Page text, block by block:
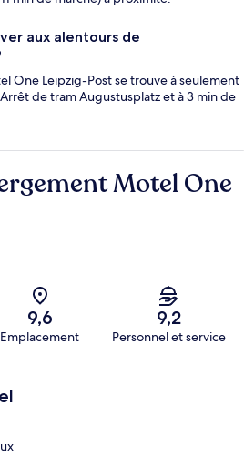
aux alentours de
One Leipzig-Post se trouve à seulement
de tram Augustusplatz et à 3 min de
Motel One
9,6
Emplacement
9,2
Personnel et service